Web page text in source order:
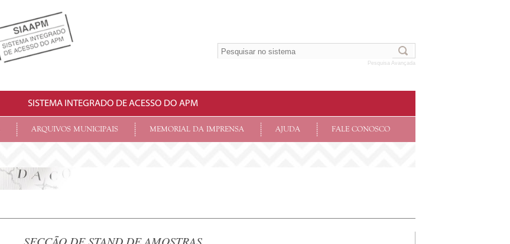
Pesquisa Avançada
SISTEMA INTEGRADO DE ACESSO DO APM
ARQUIVOS MUNICIPAIS MEMORIAL DA IMPRENSA AJUDA FALE CONOSCO